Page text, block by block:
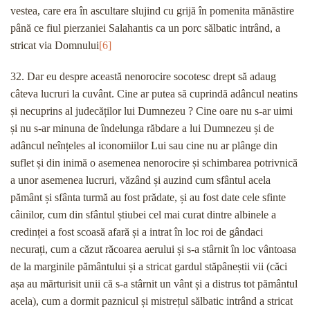
vestea, care era în ascultare slujind cu grijă în pomenita mănăstire
până ce fiul pierzaniei Salahantis ca un porc sălbatic intrând, a
stricat via Domnului[6]
32. Dar eu despre această nenorocire socotesc drept să adaug
câteva lucruri la cuvânt. Cine ar putea să cuprindă adâncul neatins
și necuprins al judecăților lui Dumnezeu ? Cine oare nu s-ar uimi
și nu s-ar minuna de îndelunga răbdare a lui Dumnezeu și de
adâncul neînțeles al iconomiilor Lui sau cine nu ar plânge din
suflet și din inimă o asemenea nenorocire și schimbarea potrivnică
a unor asemenea lucruri, văzând și auzind cum sfântul acela
pământ și sfânta turmă au fost prădate, și au fost date cele sfinte
câinilor, cum din sfântul știubei cel mai curat dintre albinele a
credinței a fost scoasă afară și a intrat în loc roi de gândaci
necurați, cum a căzut răcoarea aerului și s-a stârnit în loc vântoasa
de la marginile pământului și a stricat gardul stăpâneștii vii (căci
așa au mărturisit unii că s-a stârnit un vânt și a distrus tot pământul
acela), cum a dormit paznicul și mistrețul sălbatic intrând a stricat